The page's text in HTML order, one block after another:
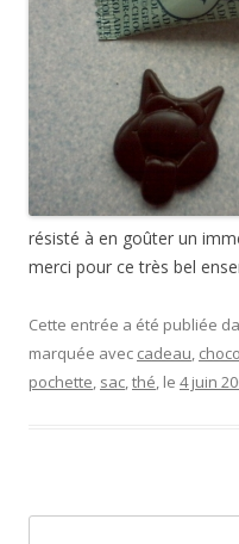
résisté à en goûter un
merci pour ce très bel
Cette entrée a été publiée
marquée avec cadeau,
pochette, sac,thé, le 4 juin